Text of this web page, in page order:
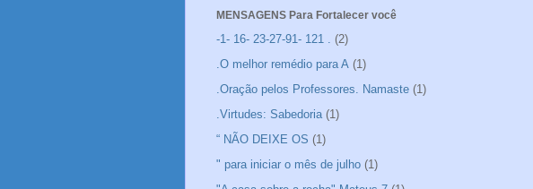
MENSAGENS Para Fortalecer você
-1- 16- 23-27-91- 121 . (2)
.O melhor remédio para A (1)
.Oração pelos Professores. Namaste (1)
.Virtudes: Sabedoria (1)
“ NÃO DEIXE OS (1)
" para iniciar o mês de julho (1)